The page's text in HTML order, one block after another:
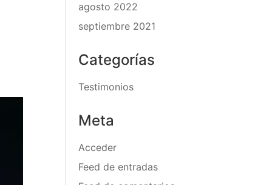
agosto 2022
septiembre 2021
Categorías
Testimonios
Meta
Acceder
Feed de entradas